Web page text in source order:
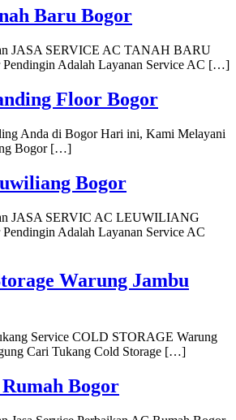
Baru Bogor
JASA SERVICE AC TANAH BARU
Adalah Layanan Service AC […]
Floor Bogor
Anda di Bogor Hari ini, Kami Melayani
Bogor […]
Bogor
JASA SERVIC AC LEUWILIANG
Adalah Layanan Service AC
Warung Jambu
Service COLD STORAGE Warung
Cari Tukang Cold Storage […]
Bogor